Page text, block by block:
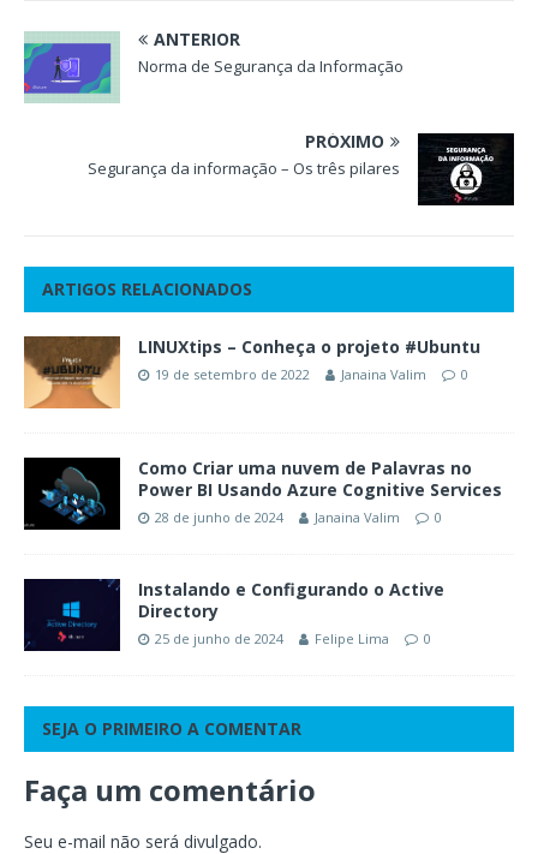
ANTERIOR
Norma de Segurança da Informação
PRÓXIMO
Segurança da informação – Os três pilares
ARTIGOS RELACIONADOS
LINUXtips – Conheça o projeto #Ubuntu
19 de setembro de 2022 Janaina Valim 0
Como Criar uma nuvem de Palavras no
Power BI Usando Azure Cognitive Services
28 de junho de 2024 Janaina Valim 0
Instalando e Configurando o Active
Directory
25 de junho de 2024 Felipe Lima 0
SEJA O PRIMEIRO A COMENTAR
Faça um comentário
Seu e-mail não será divulgado.